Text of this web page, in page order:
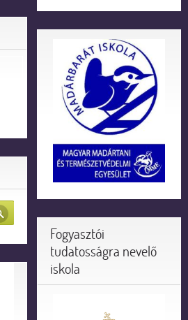
Fogyasztói
tudatosságra nevelő
iskola